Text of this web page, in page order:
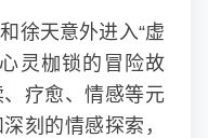
徐天意外进入“虚
灵枷锁的冒险故
疗愈、情感等元
刻的情感探索，